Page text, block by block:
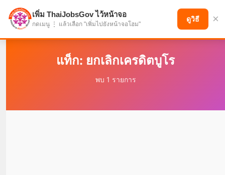
แบ่งปันโอกาส เพื่ออนาคตที่ก้าวหน้า
แท็ก: ยกเลิกเครดิตบูโร
พบ 1 รายการ
เพิ่ม ThaiJobsGov ไว้หน้าจอ
กดเมนู ⋮ แล้วเลือก "เพิ่มไปยังหน้าจอโฮม"
ดูวิธี ×